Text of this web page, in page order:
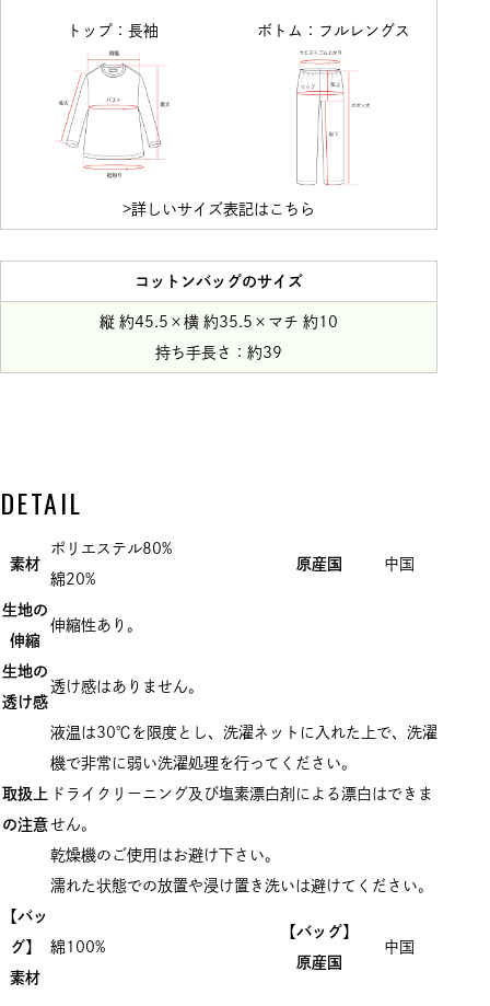
トップ：長袖 ボトム：フルレングス
>詳しいサイズ表記はこちら
コットンバッグのサイズ
縦 約45.5×横 約35.5×マチ 約10
持ち手長さ：約39
DETAIL
素材
ポリエステル80%
綿20%
原産国 中国
生地の
伸縮
伸縮性あり。
生地の
透け感
透け感はありません。
取扱上
の注意
液温は30℃を限度とし、洗濯ネットに入れた上で、洗濯
機で非常に弱い洗濯処理を行ってください。
ドライクリーニング及び塩素漂白剤による漂白はできま
せん。
乾燥機のご使用はお避け下さい。
濡れた状態での放置や浸け置き洗いは避けてください。
【バッ
グ】
素材
綿100%
【バッグ】
原産国
中国